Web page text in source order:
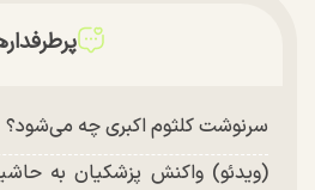
سرنوشت کلثوم اکبری چه می‌شود؟
(ویدئو) واکنش پزشکیان به